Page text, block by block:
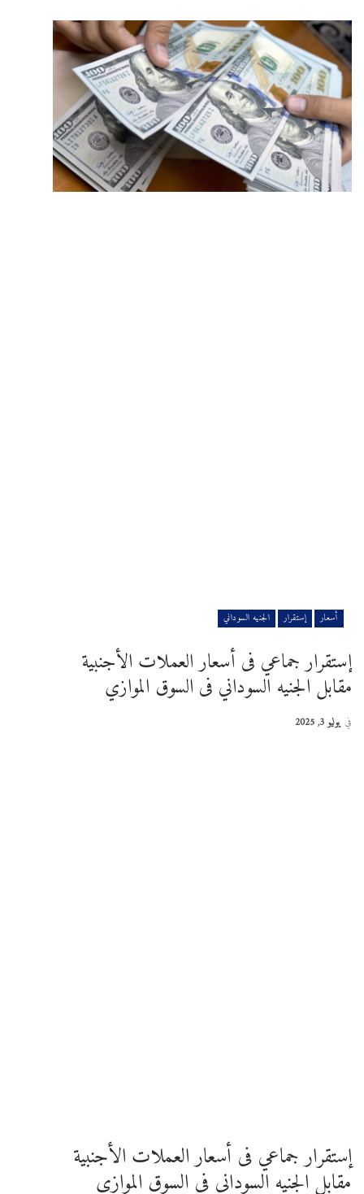
أسعار إستقرار الجنيه السوداني
إستقرار جماعي فى أسعار العملات الأجنبية
مقابل الجنيه السوداني فى السوق الموازي
في يوليو 3, 2025
إستقرار جماعي فى أسعار العملات الأجنبية
مقابل الجنيه السوداني فى السوق الموازي